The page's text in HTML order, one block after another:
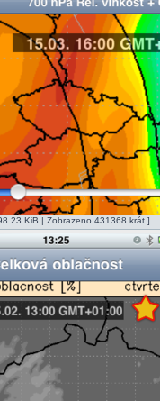
KiB | Zobrazeno 431368 krát ]